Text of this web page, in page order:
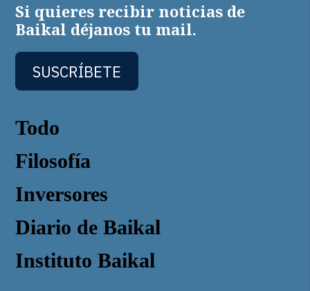
Todo
Filosofía
Inversores
Diario de Baikal
Instituto Baikal
Si quieres recibir noticias de
Baikal déjanos tu mail.
SUSCRÍBETE